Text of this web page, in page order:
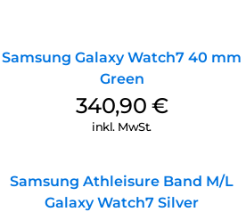
Samsung Galaxy Watch7 40 mm
Green
340,90 €
inkl. MwSt.
Samsung Athleisure Band M/L
Galaxy Watch7 Silver